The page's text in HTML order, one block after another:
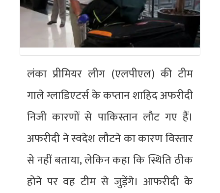
लंका प्रीमियर लीग (एलपीएल) की टीम
गाले ग्लाडिएटर्स के कप्तान शाहिद अफरीदी
निजी कारणों से पाकिस्तान लौट गए हैं।
अफरीदी ने स्वदेश लौटने का कारण विस्तार
से नहीं बताया, लेकिन कहा कि स्थिति ठीक
होने पर वह टीम से जुड़ेंगे। आफरीदी के